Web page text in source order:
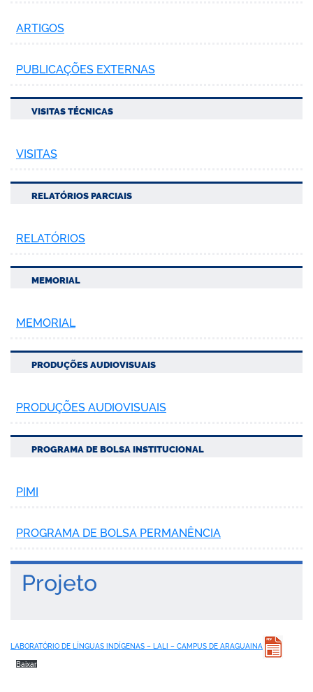
ARTIGOS
PUBLICAÇÕES EXTERNAS
VISITAS TÉCNICAS
VISITAS
RELATÓRIOS PARCIAIS
RELATÓRIOS
MEMORIAL
MEMORIAL
PRODUÇÕES AUDIOVISUAIS
PRODUÇÕES AUDIOVISUAIS
PROGRAMA DE BOLSA INSTITUCIONAL
PIMI
PROGRAMA DE BOLSA PERMANÊNCIA
Projeto
LABORATÓRIO DE LÍNGUAS INDÍGENAS – LALI – CAMPUS DE ARAGUAINA
Baixar